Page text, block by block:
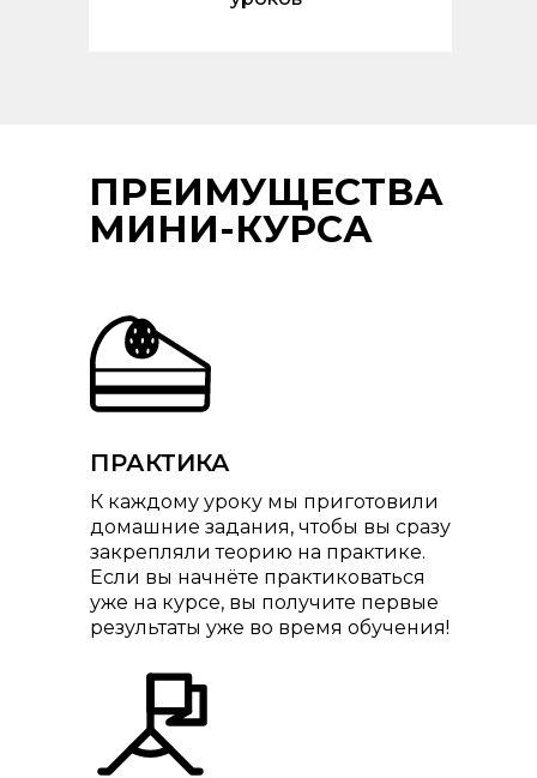
ПРЕИМУЩЕСТВА
МИНИ-КУРСА
ПРАКТИКА
К каждому уроку мы приготовили
домашние задания, чтобы вы сразу
закрепляли теорию на практике.
Если вы начнёте практиковаться
уже на курсе, вы получите первые
результаты уже во время обучения!